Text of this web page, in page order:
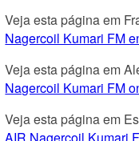
Veja esta página em
Nagercoil Kumari FM
Veja esta página em
Nagercoil Kumari FM
Veja esta página em
AIR Nagercoil Kumari